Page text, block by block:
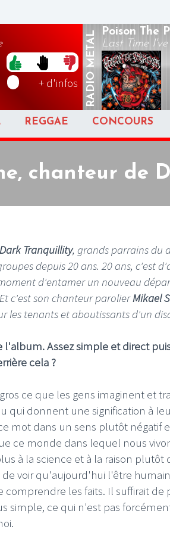
+ d'infos RADIO
METAL Poison The
Last Time I've
REGGAE CONCOURS
chanteur de
Dark Tranquillity, grands parrains du
depuis 20 ans. 20 ans, c'est
d'entamer un nouveau
c'est son chanteur parolierMikael
les tenants et aboutissants d'un
Assez simple et direct
cela ?
ce que les gens imaginent et
qui donnent une signification à
mot dans un sens plutôt négatif
ce monde dans lequel nous
à la science et à la raison plutôt
voir qu'aujourd'hui l'être
comprendre les faits. Il suffirait de
simple, ce qui n'est pas